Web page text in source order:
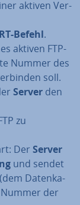
aktiven Ver­
Befehl.
aktiven FTP-
Nummer des
soll.
Server den
zu
Der Server
und sendet
Da­ten­ka­
der